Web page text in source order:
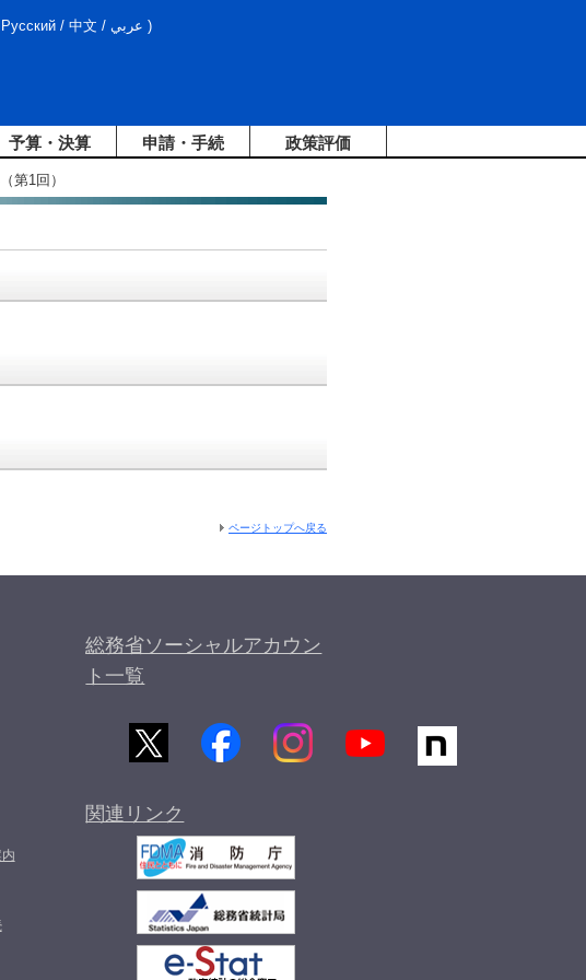
Русский / 中文 / عربي )
予算・決算 申請・手続 政策評価
第1回）
ページトップへ戻る
総務省ソーシャルアカウン
ト一覧
関連リンク